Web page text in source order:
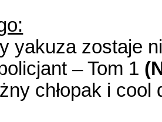
yakuza zostaje
– Tom 1
chłopak i cool